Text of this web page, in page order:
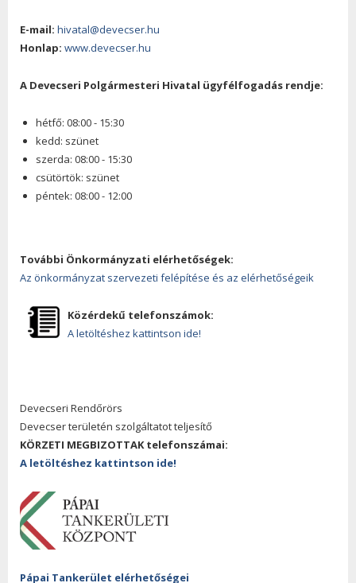
E-mail: hivatal@devecser.hu
Honlap: www.devecser.hu
A Devecseri Polgármesteri Hivatal ügyfélfogadás rendje:
hétfő: 08:00 - 15:30
kedd: szünet
szerda: 08:00 - 15:30
csütörtök: szünet
péntek: 08:00 - 12:00
További Önkormányzati elérhetőségek:
Az önkormányzat szervezeti felépítése és az elérhetőségeik
Közérdekű telefonszámok:
A letöltéshez kattintson ide!
Devecseri Rendőrörs
Devecser területén szolgáltatot teljesítő
KÖRZETI MEGBIZOTTAK telefonszámai:
A letöltéshez kattintson ide!
Pápai Tankerület elérhetőségei